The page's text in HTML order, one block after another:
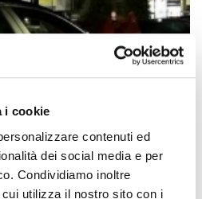
i cookie
contenuti ed
dei social media e per
Condividiamo inoltre
utilizza il nostro sito con i